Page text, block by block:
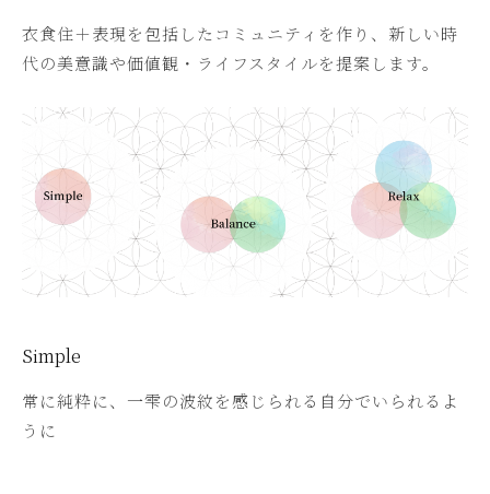
衣食住＋表現を包括したコミュニティを作り、新しい時
代の美意識や価値観・ライフスタイルを提案します。
Simple
常に純粋に、一雫の波紋を感じられる自分でいられるよ
うに